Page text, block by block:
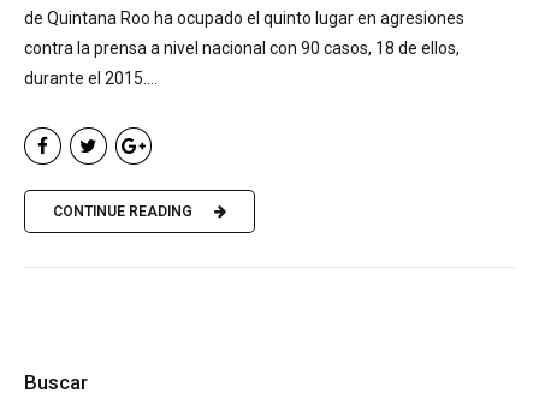
de Quintana Roo ha ocupado el quinto lugar en agresiones
contra la prensa a nivel nacional con 90 casos, 18 de ellos,
durante el 2015....
CONTINUE READING
Buscar